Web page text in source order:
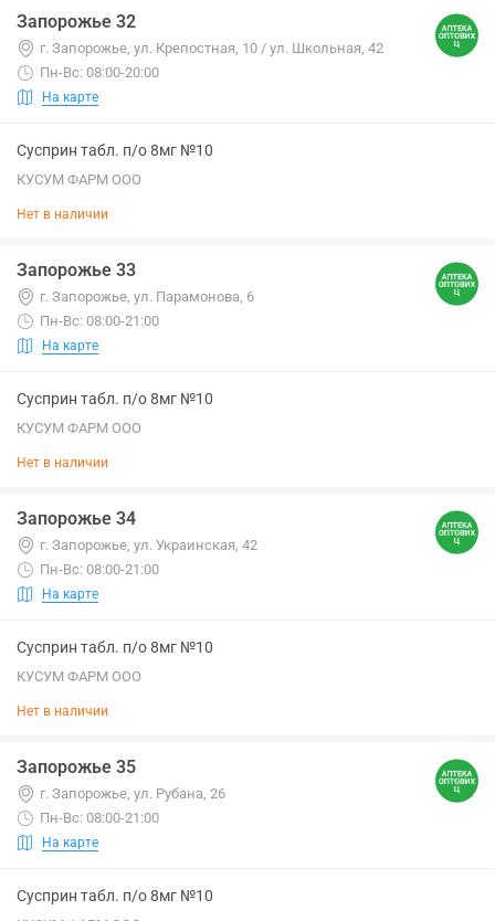
Запорожье 32
г. Запорожье, ул. Крепостная, 10 / ул. Школьная, 42
Пн-Вс: 08:00-20:00
На карте
Сусприн табл. п/о 8мг №10
КУСУМ ФАРМ ООО
Нет в наличии
Запорожье 33
г. Запорожье, ул. Парамонова, 6
Пн-Вс: 08:00-21:00
На карте
Сусприн табл. п/о 8мг №10
КУСУМ ФАРМ ООО
Нет в наличии
Запорожье 34
г. Запорожье, ул. Украинская, 42
Пн-Вс: 08:00-21:00
На карте
Сусприн табл. п/о 8мг №10
КУСУМ ФАРМ ООО
Нет в наличии
Запорожье 35
г. Запорожье, ул. Рубана, 26
Пн-Вс: 08:00-21:00
На карте
Сусприн табл. п/о 8мг №10